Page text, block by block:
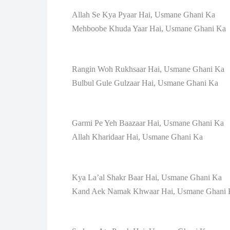
Allah Se Kya Pyaar Hai, Usmane Ghani Ka
Mehboobe Khuda Yaar Hai, Usmane Ghani Ka
Rangin Woh Rukhsaar Hai, Usmane Ghani Ka
Bulbul Gule Gulzaar Hai, Usmane Ghani Ka
Garmi Pe Yeh Baazaar Hai, Usmane Ghani Ka
Allah Kharidaar Hai, Usmane Ghani Ka
Kya La’al Shakr Baar Hai, Usmane Ghani Ka
Kand Aek Namak Khwaar Hai, Usmane Ghani